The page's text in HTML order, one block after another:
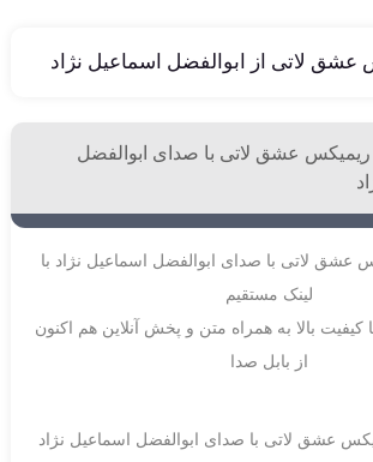
عشق لاتی از ابوالفضل اسماعیل نژاد
ریمیکس عشق لاتی با صدای ابوالفضل
عشق لاتی با صدای ابوالفضل اسماعیل نژاد با
لینک مستقیم
کیفیت بالا به همراه متن و پخش آنلاین هم اکنون
از بابل صدا